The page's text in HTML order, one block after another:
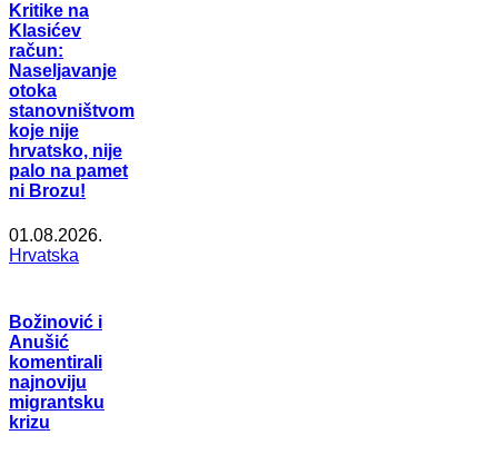
Kritike na
Klasićev
račun:
Naseljavanje
otoka
stanovništvom
koje nije
hrvatsko, nije
palo na pamet
ni Brozu!
01.08.2026.
Hrvatska
Božinović i
Anušić
komentirali
najnoviju
migrantsku
krizu